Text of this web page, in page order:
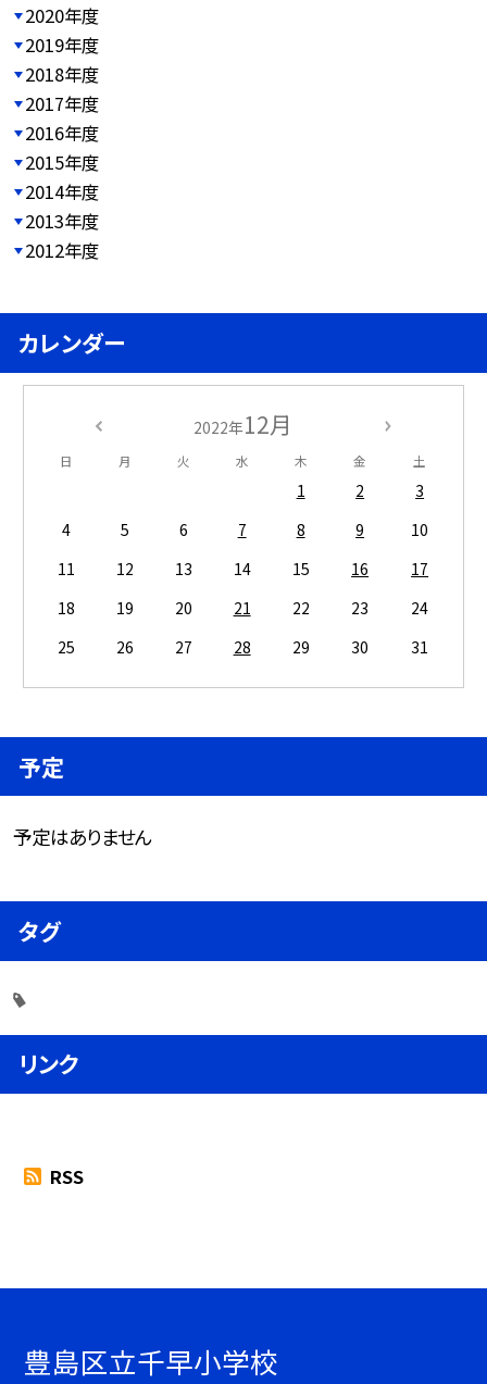
2020年度
2019年度
2018年度
2017年度
2016年度
2015年度
2014年度
2013年度
2012年度
カレンダー
2022年12月
日 月 火 水 木 金 土
1 2
3
4
5 6 7 8 9
10
11
12 13 14 15 16
17
18
19 20 21 22 23
24
25
26 27 28 29 30 31
予定
予定はありません
タグ
リンク
RSS
豊島区立千早小学校